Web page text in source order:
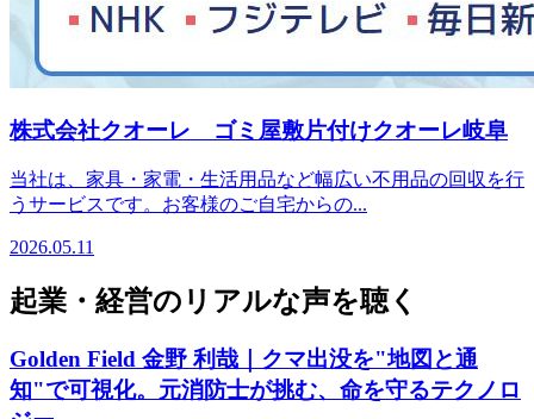
株式会社クオーレ ゴミ屋敷片付けクオーレ岐阜
当社は、家具・家電・生活用品など幅広い不用品の回収を行
うサービスです。お客様のご自宅からの...
2026.05.11
起業・経営のリアルな声を聴く
Golden Field 金野 利哉｜クマ出没を"地図と通
知"で可視化。元消防士が挑む、命を守るテクノロ